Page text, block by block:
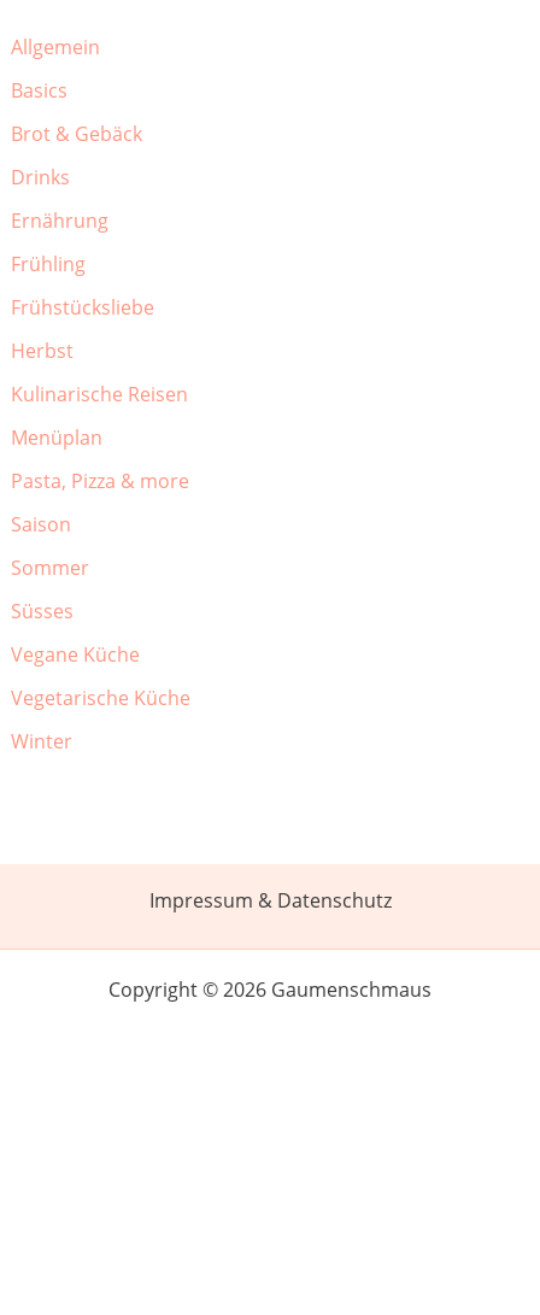
Allgemein
Basics
Brot & Gebäck
Drinks
Ernährung
Frühling
Frühstücksliebe
Herbst
Kulinarische Reisen
Menüplan
Pasta, Pizza & more
Saison
Sommer
Süsses
Vegane Küche
Vegetarische Küche
Winter
Impressum & Datenschutz
Copyright © 2026 Gaumenschmaus